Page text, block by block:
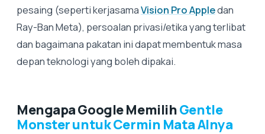
pesaing (seperti kerjasamaVision Pro Appledan
Ray-Ban Meta), persoalan privasi/etika yang terlibat
dan bagaimana pakatan ini dapat membentuk masa
depan teknologi yang boleh dipakai.
Mengapa Google MemilihGentle
Monster untuk Cermin Mata AInya